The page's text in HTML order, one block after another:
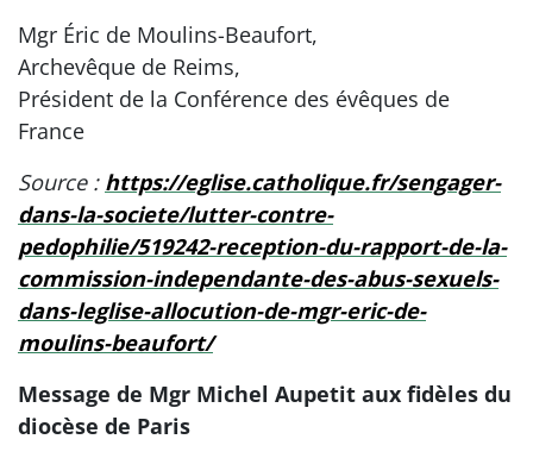
Mgr Éric de Moulins-Beaufort,
Archevêque de Reims,
Président de la Conférence des évêques de
France
Source : https://eglise.catholique.fr/sengager-
dans-la-societe/lutter-contre-
pedophilie/519242-reception-du-rapport-de-la-
commission-independante-des-abus-sexuels-
dans-leglise-allocution-de-mgr-eric-de-
moulins-beaufort/
Message de Mgr Michel Aupetit aux fidèles du
diocèse de Paris